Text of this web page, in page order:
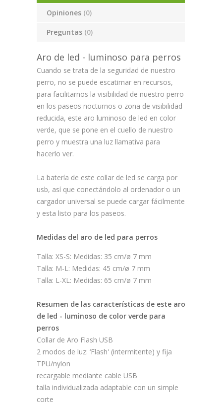
Opiniones (0)
Preguntas (0)
Aro de led - luminoso para perros
Cuando se trata de la seguridad de nuestro
perro, no se puede escatimar en recursos,
para facilitarnos la visibilidad de nuestro perro
en los paseos nocturnos o zona de visibilidad
reducida, este aro luminoso de led en color
verde, que se pone en el cuello de nuestro
perro y muestra una luz llamativa para
hacerlo ver.
La batería de este collar de led se carga por
usb, así que conectándolo al ordenador o un
cargador universal se puede cargar fácilmente
y esta listo para los paseos.
Medidas del aro de led para perros
Talla: XS-S: Medidas: 35 cm/ø 7 mm
Talla: M-L: Medidas: 45 cm/ø 7 mm
Talla: L-XL: Medidas: 65 cm/ø 7 mm
Resumen de las características de este aro
de led - luminoso de color verde para
perros
Collar de Aro Flash USB
2 modos de luz: ‘Flash' (intermitente) y fija
TPU/nylon
recargable mediante cable USB
talla individualizada adaptable con un simple
corte